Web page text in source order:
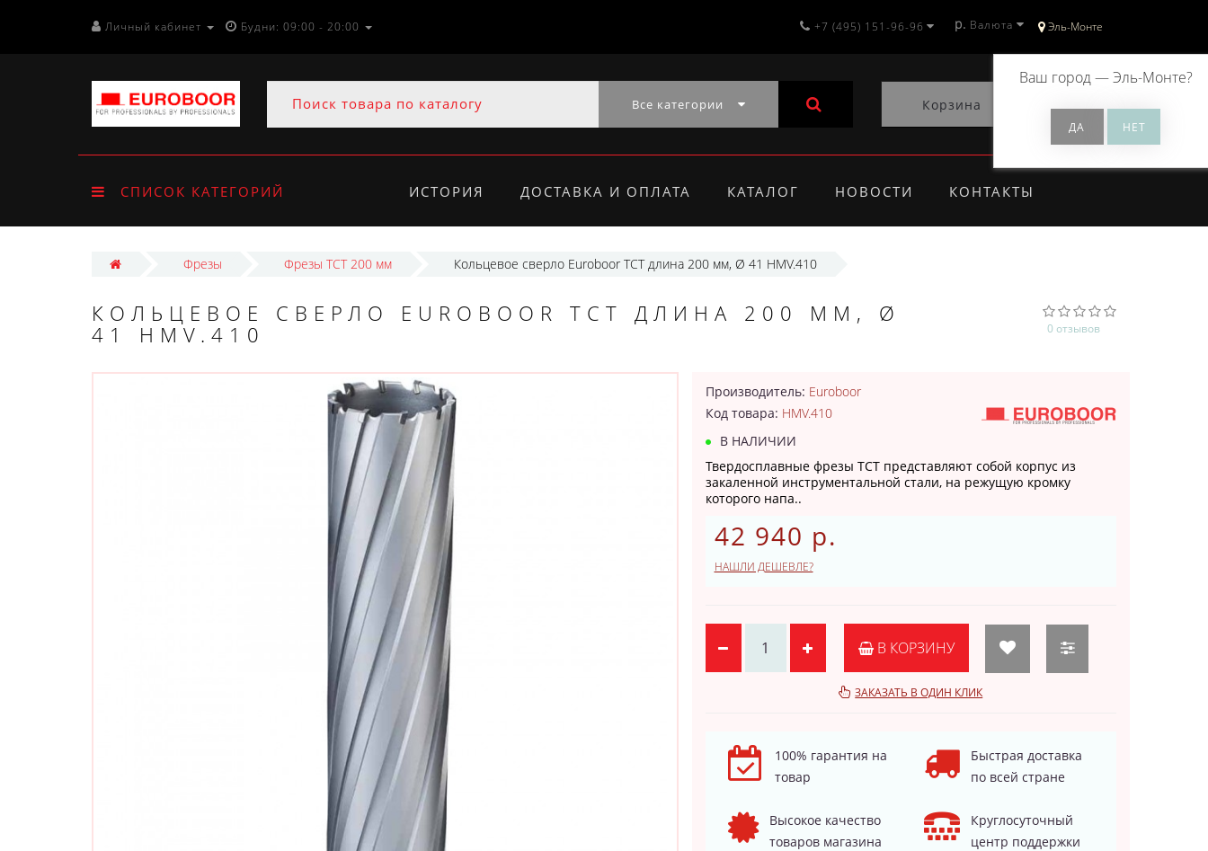
Личный кабинет Будни: 09:00 - 20:00 Эль-Монте
Ваш город —Эль-Монте?
+7 (495) 151-96-96 р. Валюта
Все категории Корзина 0
СПИСОК КАТЕГОРИЙ ИСТОРИЯ ДОСТАВКА И ОПЛАТА КАТАЛОГ НОВОСТИ КОНТАКТЫ
Фрезы Фрезы ТСТ 200 мм Кольцевое сверло Euroboor TCT длина 200 мм, Ø 41 HMV.410
КОЛЬЦЕВОЕ СВЕРЛО EUROBOOR TCT ДЛИНА 200 ММ, Ø
41 HMV.410
0 отзывов
Производитель: Euroboor
Код товара: HMV.410
В НАЛИЧИИ
Твердосплавные фрезы TCT представляют собой корпус из
закаленной инструментальной стали, на режущую кромку
которого напа..
42 940 р.
НАШЛИ ДЕШЕВЛЕ?
В КОРЗИНУ
ЗАКАЗАТЬ В ОДИН КЛИК
100% гарантия на
товар
Быстрая доставка
по всей стране
Высокое качество
товаров магазина
Круглосуточный
центр поддержки